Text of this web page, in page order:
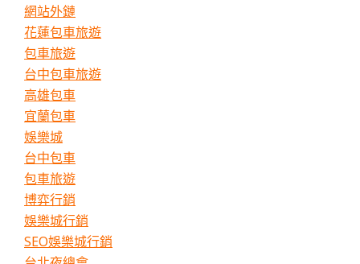
網站外鏈
花蓮包車旅遊
包車旅遊
台中包車旅遊
高雄包車
宜蘭包車
娛樂城
台中包車
包車旅遊
博弈行銷
娛樂城行銷
SEO娛樂城行銷